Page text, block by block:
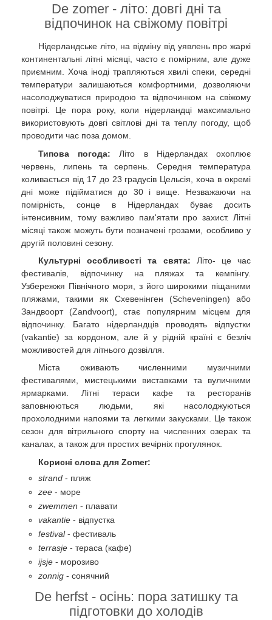
De zomer - літо: довгі дні та
відпочинок на свіжому повітрі
Нідерландське літо, на відміну від уявлень про жаркі
континентальні літні місяці, часто є помірним, але дуже
приємним. Хоча іноді трапляються хвилі спеки, середні
температури залишаються комфортними, дозволяючи
насолоджуватися природою та відпочинком на свіжому
повітрі. Це пора року, коли нідерландці максимально
використовують довгі світлові дні та теплу погоду, щоб
проводити час поза домом.
Типова погода: Літо в Нідерландах охоплює
червень, липень та серпень. Середня температура
коливається від 17 до 23 градусів Цельсія, хоча в окремі
дні може підійматися до 30 і вище. Незважаючи на
помірність, сонце в Нідерландах буває досить
інтенсивним, тому важливо пам'ятати про захист. Літні
місяці також можуть бути позначені грозами, особливо у
другій половині сезону.
Культурні особливості та свята: Літо- це час
фестивалів, відпочинку на пляжах та кемпінгу.
Узбережжя Північного моря, з його широкими піщаними
пляжами, такими як Схевенінген (Scheveningen) або
Зандвоорт (Zandvoort), стає популярним місцем для
відпочинку. Багато нідерландців проводять відпустки
(vakantie) за кордоном, але й у рідній країні є безліч
можливостей для літнього дозвілля.
Міста оживають численними музичними
фестивалями, мистецькими виставками та вуличними
ярмарками. Літні тераси кафе та ресторанів
заповнюються людьми, які насолоджуються
прохолодними напоями та легкими закусками. Це також
сезон для вітрильного спорту на численних озерах та
каналах, а також для простих вечірніх прогулянок.
Корисні слова для Zomer:
strand - пляж
zee - море
zwemmen - плавати
vakantie - відпустка
festival- фестиваль
terrasje - тераса (кафе)
ijsje - морозиво
zonnig - сонячний
De herfst - осінь: пора затишку та
підготовки до холодів